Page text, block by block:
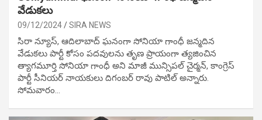
వేడుక‌లు
09/12/2024 SIRA NEWS
సిరా న్యూస్, ఆదిలాబాద్ ఘ‌నంగా సోనియా గాంధీ జ‌న్మ‌దిన
వేడుక‌లు పార్టీ కోసం ప‌ద‌వుల‌ను తృణ ప్రాయంగా త్య‌జించిన
త్యాగమూర్తి సోనియా గాంధీ అని మాజీ మున్సిప‌ల్ చైర్మ‌న్, కాంగ్రెస్
పార్టీ సీనియ‌ర్ నాయ‌కులు దిగంబ‌ర్ రావు పాటిల్ అన్నారు.
సోమవారం…